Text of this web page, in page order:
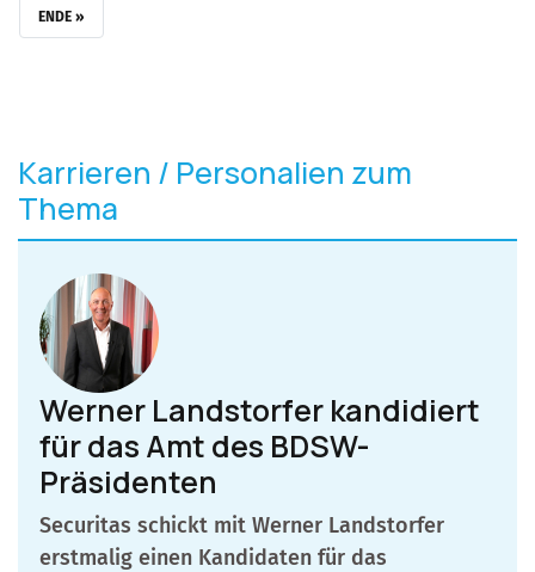
LETZTE SEITE
ENDE »
Karrieren / Personalien zum
Thema
Werner Landstorfer kandidiert
für das Amt des BDSW-
Präsidenten
Securitas schickt mit Werner Landstorfer
erstmalig einen Kandidaten für das